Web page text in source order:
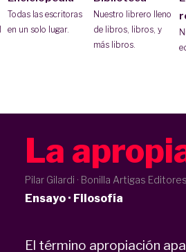
Todas las escritoras
en un solo lugar.
Nuestro librero lleno
de libros, libros, y
más libros.
La
Pilar Gilardi · Bonilla Artigas Editores
Ensayo · Filosofía
El término apropiación